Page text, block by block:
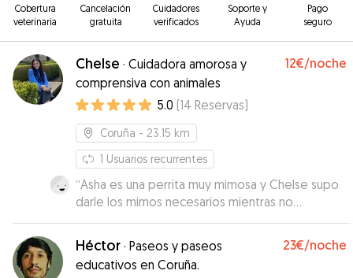
Cobertura
veterinaria
Cancelación
gratuita
Cuidadores
verificados
Soporte y
Ayuda
Pago
seguro
Chelse · Cuidadora amorosa y
comprensiva con animales
12€/noche
5.0 (14 Reservas)
Coruña - 23.15 km
1 Usuarios recurrentes
“Asha es una perrita muy mimosa y Chelse supo
darle los mimos necesarios mientras no
estuvimos. Es una niña dulce y atenta.
Repetiremos
Héctor · Paseos y paseos
educativos en Coruña.
23€/noche